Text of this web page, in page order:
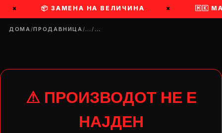
× 📦 ЗАМЕНА НА ВЕЛИЧИНА × 🇲🇰
ДОМА/ПРОДАВНИЦА/…/…
⚠ ПРОИЗВОДОТ НЕ Е
НАЈДЕН